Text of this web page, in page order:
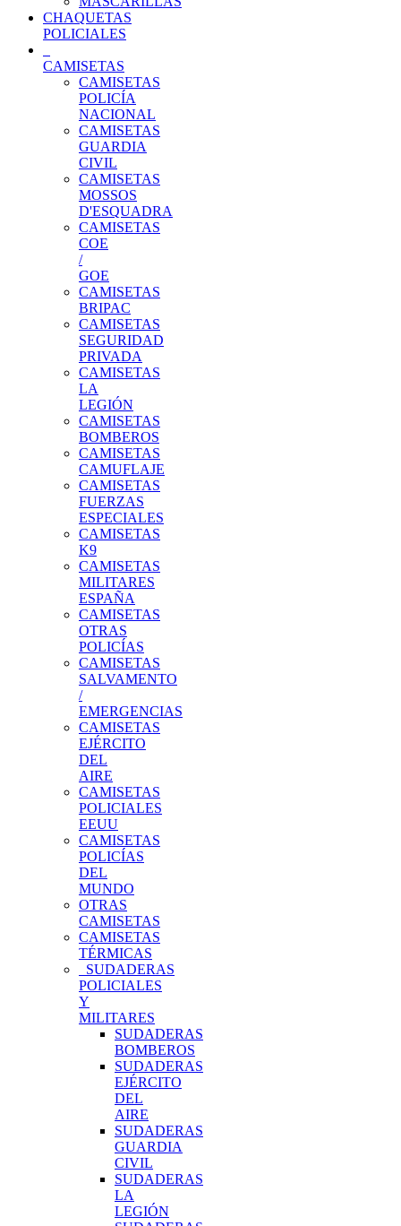
CHAQUETAS
POLICIALES
CAMISETAS
CAMISETAS
POLICÍA
NACIONAL
CAMISETAS
GUARDIA
CIVIL
CAMISETAS
MOSSOS
D'ESQUADRA
CAMISETAS
COE
/
GOE
CAMISETAS
BRIPAC
CAMISETAS
SEGURIDAD
PRIVADA
CAMISETAS
LA
LEGIÓN
CAMISETAS
BOMBEROS
CAMISETAS
CAMUFLAJE
CAMISETAS
FUERZAS
ESPECIALES
CAMISETAS
K9
CAMISETAS
MILITARES
ESPAÑA
CAMISETAS
OTRAS
POLICÍAS
CAMISETAS
SALVAMENTO
/
EMERGENCIAS
CAMISETAS
EJÉRCITO
DEL
AIRE
CAMISETAS
POLICIALES
EEUU
CAMISETAS
POLICÍAS
DEL
MUNDO
OTRAS
CAMISETAS
CAMISETAS
TÉRMICAS
SUDADERAS
POLICIALES
Y
MILITARES
SUDADERAS
BOMBEROS
SUDADERAS
EJÉRCITO
DEL
AIRE
SUDADERAS
GUARDIA
CIVIL
SUDADERAS
LA
LEGIÓN